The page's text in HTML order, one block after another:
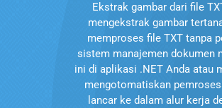
Ekstrak gambar dari file
mengekstrak gambar
memproses file TXT tanpa
sistem manajemen dokumen
ini di aplikasi .NET Anda atau
mengotomatiskan
lancar ke dalam alur kerja